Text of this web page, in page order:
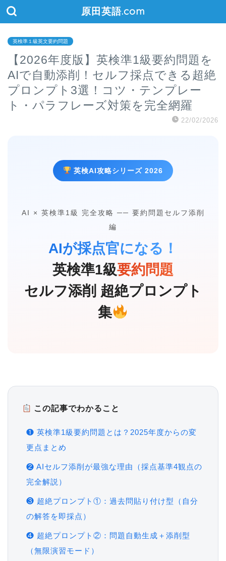
原田英語.com
英検準１級英文要約問題
【2026年度版】英検準1級要約問題を
AIで自動添削！セルフ採点できる超絶
プロンプト3選！コツ・テンプレー
ト・パラフレーズ対策を完全網羅
22/02/2026
英検AI攻略シリーズ 2026
AI × 英検準1級 完全攻略 ── 要約問題セルフ添削
編
AIが採点官になる！
英検準1級要約問題
セルフ添削 超絶プロンプト
集
この記事でわかること
❶ 英検準1級要約問題とは？2025年度からの変
更点まとめ
❷ AIセルフ添削が最強な理由（採点基準4観点の
完全解説）
❸ 超絶プロンプト①：過去問貼り付け型（自分
の解答を即採点）
❹ 超絶プロンプト②：問題自動生成＋添削型
（無限演習モード）